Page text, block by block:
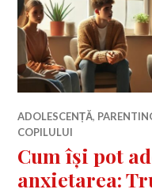
ADOLESCENȚĂ,
COPILULUI
Cum își pot
anxietarea: